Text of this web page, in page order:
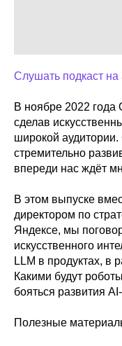
Слушать подкаст
В ноябре 2022 года
сделав
широкой
стремительно
впереди нас ждёт
В этом выпуске
директором по
Яндексе, мы
искусственного
LLM в продуктах, в
Какими будут
бояться развития
Полезные